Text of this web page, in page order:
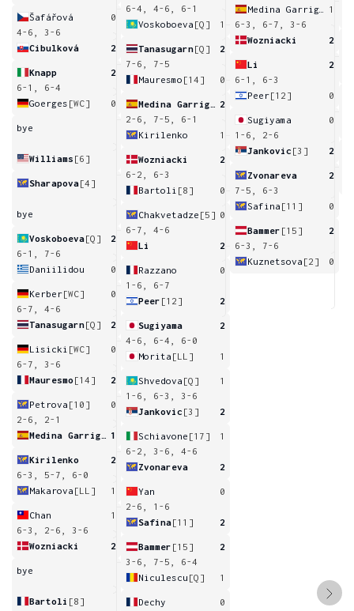
Šafářová
0
4-6, 3-6
Cibulková
2
Knapp
2
6-1, 6-4
Goerges [WC] 0
bye
Williams [6]
Sharapova[4]
bye
Voskoboeva[Q]
2
6-1, 7-6
Daniilidou
0
Kerber[WC]
0
6-7, 4-6
Tanasugarn[Q] 2
Lisicki [WC]
0
6-7, 3-6
Mauresmo [14] 2
Petrova [10]
0
2-6, 2-1
1
Kirilenko
2
6-3, 5-7, 6-0
Makarova [LL] 1
Chan
1
6-3, 2-6, 3-6
Wozniacki
2
bye
Bartoli [8]
6-4, 4-6, 6-1
Voskoboeva [Q] 1
Tanasugarn[Q]
2
7-6, 7-5
Mauresmo [14] 0
2
2-6, 7-5, 6-1
Kirilenko
1
Wozniacki
2
6-2, 6-3
Bartoli [8] 0
Chakvetadze [5] 0
6-7, 4-6
Li
2
Razzano
0
1-6, 6-7
Peer [12] 2
Sugiyama
2
4-6, 6-4, 6-0
Morita [LL] 1
Shvedova [Q]
1
1-6, 6-3, 3-6
Jankovic [3] 2
Schiavone [17]
1
6-2, 3-6, 4-6
Zvonareva
2
Yan
0
2-6, 1-6
Safina[11] 2
Bammer [15]
2
3-6, 7-5, 6-4
Niculescu [Q] 1
Dechy
0
1
6-3, 6-7, 3-6
Wozniacki
2
Li
2
6-1, 6-3
Peer[12] 0
Sugiyama
0
1-6, 2-6
Jankovic [3] 2
Zvonareva
2
7-5, 6-3
Safina [11] 0
Bammer [15]
2
6-3, 7-6
Kuznetsova [2] 0